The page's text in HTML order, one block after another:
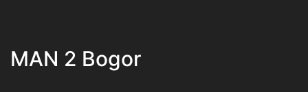
MAN 2 Bogor